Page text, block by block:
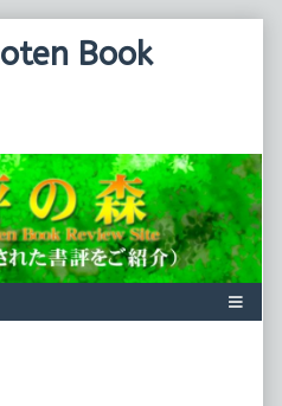
Book